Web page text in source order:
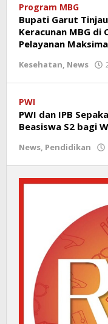
Program MBG
Bupati Garut
Keracunan MBG di
Pelayanan
Kesehatan, News
PWI
PWI dan IPB
Beasiswa S2 bagi
News, Pendidikan